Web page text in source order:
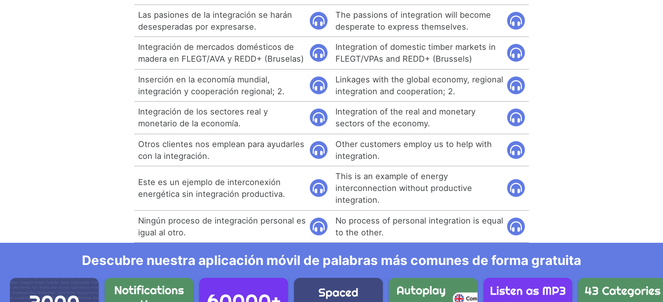
Las pasiones de la integración se harán
desesperadas por expresarse.
The passions of integration will become
desperate to express themselves.
Integración de mercados domésticos de
madera en FLEGT/AVA y REDD+ (Bruselas)
Integration of domestic timber markets in
FLEGT/VPAs and REDD+ (Brussels)
Inserción en la economía mundial,
integración y cooperación regional; 2.
Linkages with the global economy, regional
integration and cooperation; 2.
Integración de los sectores real y
monetario de la economía.
Integration of the real and monetary
sectors of the economy.
Otros clientes nos emplean para ayudarles
con la integración.
Other customers employ us to help with
integration.
Este es un ejemplo de interconexión
energética sin integración productiva.
This is an example of energy
interconnection without productive
integration.
Ningún proceso de integración personal es
igual al otro.
No process of personal integration is equal
to the other.
Descubre nuestra aplicación móvil de palabras más comunes de forma gratuita